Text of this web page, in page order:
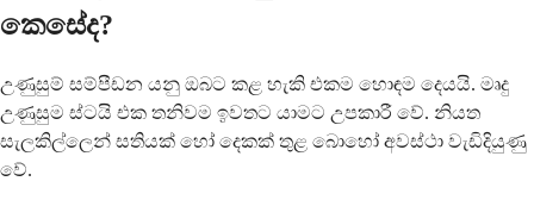
කෙසේද?
උණුසුම් සම්පීඩන යනු ඔබට කළ හැකි එකම හොඳම දෙයයි. මෘදු
උණුසුම ස්ටයි එක තනිවම ඉවතට යාමට උපකාරී වේ. නියත
සැලකිල්ලෙන් සතියක් හෝ දෙකක් තුළ බොහෝ අවස්ථා වැඩිදියුණු
වේ.